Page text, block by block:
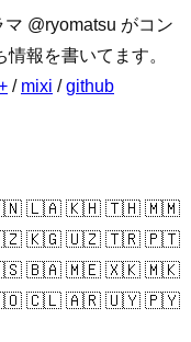
@ryomatsu がコン
報を書いてます。
/ mixi /github
🇱🇦 🇰🇭 🇹🇭 🇲🇲
🇰🇬 🇺🇿 🇹🇷 🇵🇹
🇧🇦 🇲🇪 🇽🇰 🇲🇰
🇨🇱 🇦🇷 🇺🇾 🇵🇾